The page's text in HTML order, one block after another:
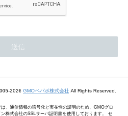
2026 GMOペパボ株式会社 All Rights Reserved.
は、通信情報の暗号化と実在性の証明のため、GMOグロ
株式会社のSSLサーバ証明書を使用しております。 セ